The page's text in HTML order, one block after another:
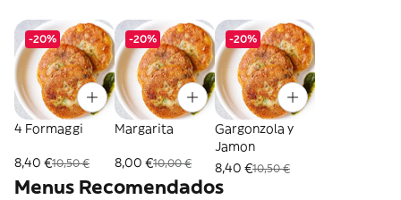
-20%
4 Formaggi
8,40 €10,50 €
-20%
Margarita
8,00 €10,00 €
-20%
Gargonzola y
Jamon
8,40 €10,50 €
Menus Recomendados